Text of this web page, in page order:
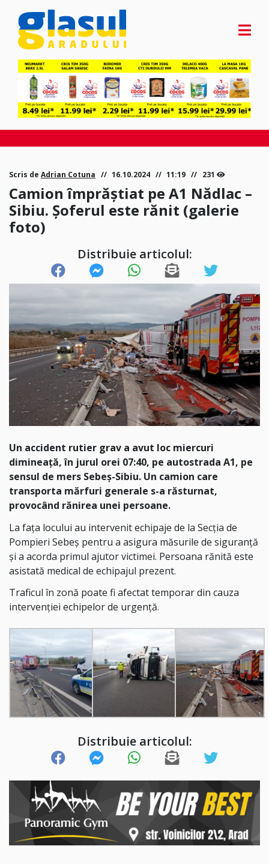
Scris de Adrian Cotuna 16.10.2024 11:19 231
Camion împrăștiat pe A1 Nădlac –
Sibiu. Șoferul este rănit (galerie
foto)
Distribuie articolul:
Un accident rutier grav a avut loc miercuri
dimineață, în jurul orei 07:40, pe autostrada A1, pe
sensul de mers Sebeș-Sibiu. Un camion care
transporta mărfuri generale s-a răsturnat,
provocând rănirea unei persoane.
La fața locului au intervenit echipaje de la Secția de
Pompieri Sebeș pentru a asigura măsurile de siguranță
și a acorda primul ajutor victimei. Persoana rănită este
asistată medical de echipajul prezent.
Traficul în zonă poate fi afectat temporar din cauza
intervenției echipelor de urgență.
Distribuie articolul: